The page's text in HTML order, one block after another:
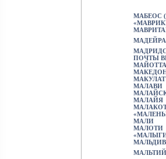
МАБЕОС
МАДЕЙРА
ПОЧТЫ
МАЙОТТА
МАЛАВИ
МАЛАЙЯ
МАЛИ
МАЛОТИ